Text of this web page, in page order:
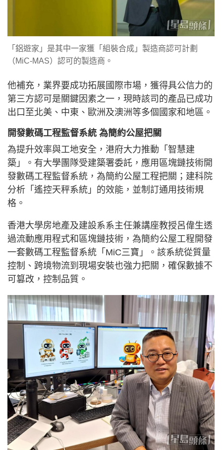
「鋁遊家」是其中一家獲「組裝合成」製造商認可計劃
（MiC-MAS）認可的製造商。
他補充，業界要成功拓展國際市場，獲得具公信力的
第三方認可是關鍵因素之一，現時該司的產品已成功
出口至北美、中東、歐洲及澳洲等多個國家和地區。
開發數碼工程監督系統 為簡約公屋把關
為提升效率與工地安全，港府大力推動「智慧建
築」。有大學團隊受建築署委託，應用區塊鏈技術開
發數碼工程監督系統，為簡約公屋工程把關；建科院
分析「遙控天秤系統」的效能，並制訂通用技術規
格。
香港大學房地產及建設系系主任兼講座教授呂偉生透
過流動應用程式和區塊鏈技術，為簡約公屋工程開發
一套數碼工程監督系統「MiC三寶」。該系統從質量
控制、跨境物流到現場安裝也強力把關，確保數據不
可篡改，控制品質。